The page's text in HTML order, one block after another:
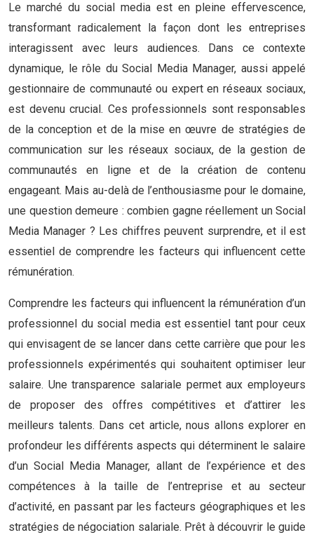
Le marché du social media est en pleine effervescence,
transformant radicalement la façon dont les entreprises
interagissent avec leurs audiences. Dans ce contexte
dynamique, le rôle du Social Media Manager, aussi appelé
gestionnaire de communauté ou expert en réseaux sociaux,
est devenu crucial. Ces professionnels sont responsables
de la conception et de la mise en œuvre de stratégies de
communication sur les réseaux sociaux, de la gestion de
communautés en ligne et de la création de contenu
engageant. Mais au-delà de l’enthousiasme pour le domaine,
une question demeure : combien gagne réellement un Social
Media Manager ? Les chiffres peuvent surprendre, et il est
essentiel de comprendre les facteurs qui influencent cette
rémunération.
Comprendre les facteurs qui influencent la rémunération d’un
professionnel du social media est essentiel tant pour ceux
qui envisagent de se lancer dans cette carrière que pour les
professionnels expérimentés qui souhaitent optimiser leur
salaire. Une transparence salariale permet aux employeurs
de proposer des offres compétitives et d’attirer les
meilleurs talents. Dans cet article, nous allons explorer en
profondeur les différents aspects qui déterminent le salaire
d’un Social Media Manager, allant de l’expérience et des
compétences à la taille de l’entreprise et au secteur
d’activité, en passant par les facteurs géographiques et les
stratégies de négociation salariale. Prêt à découvrir le guide